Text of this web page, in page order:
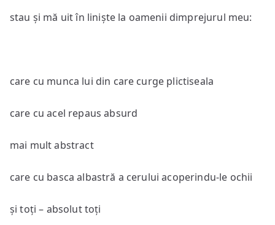
stau și mă uit în liniște la oamenii dimprejurul meu:
care cu munca lui din care curge plictiseala
care cu acel repaus absurd
mai mult abstract
care cu basca albastră a cerului acoperindu-le ochii
și toți – absolut toți